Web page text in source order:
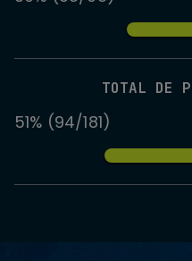
TOTAL DE
51% (94/181)